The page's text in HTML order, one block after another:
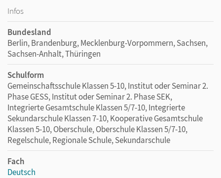
Infos
Bundesland
Berlin, Brandenburg, Mecklenburg-Vorpommern, Sachsen,
Sachsen-Anhalt, Thüringen
Schulform
Gemeinschaftsschule Klassen 5-10, Institut oder Seminar 2.
Phase GESS, Institut oder Seminar 2. Phase SEK,
Integrierte Gesamtschule Klassen 5/7-10, Integrierte
Sekundarschule Klassen 7-10, Kooperative Gesamtschule
Klassen 5-10, Oberschule, Oberschule Klassen 5/7-10,
Regelschule, Regionale Schule, Sekundarschule
Fach
Deutsch